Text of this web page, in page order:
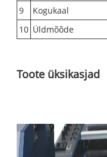
9
Kogukaal
10 Üldmõõde
Toote üksikasjad